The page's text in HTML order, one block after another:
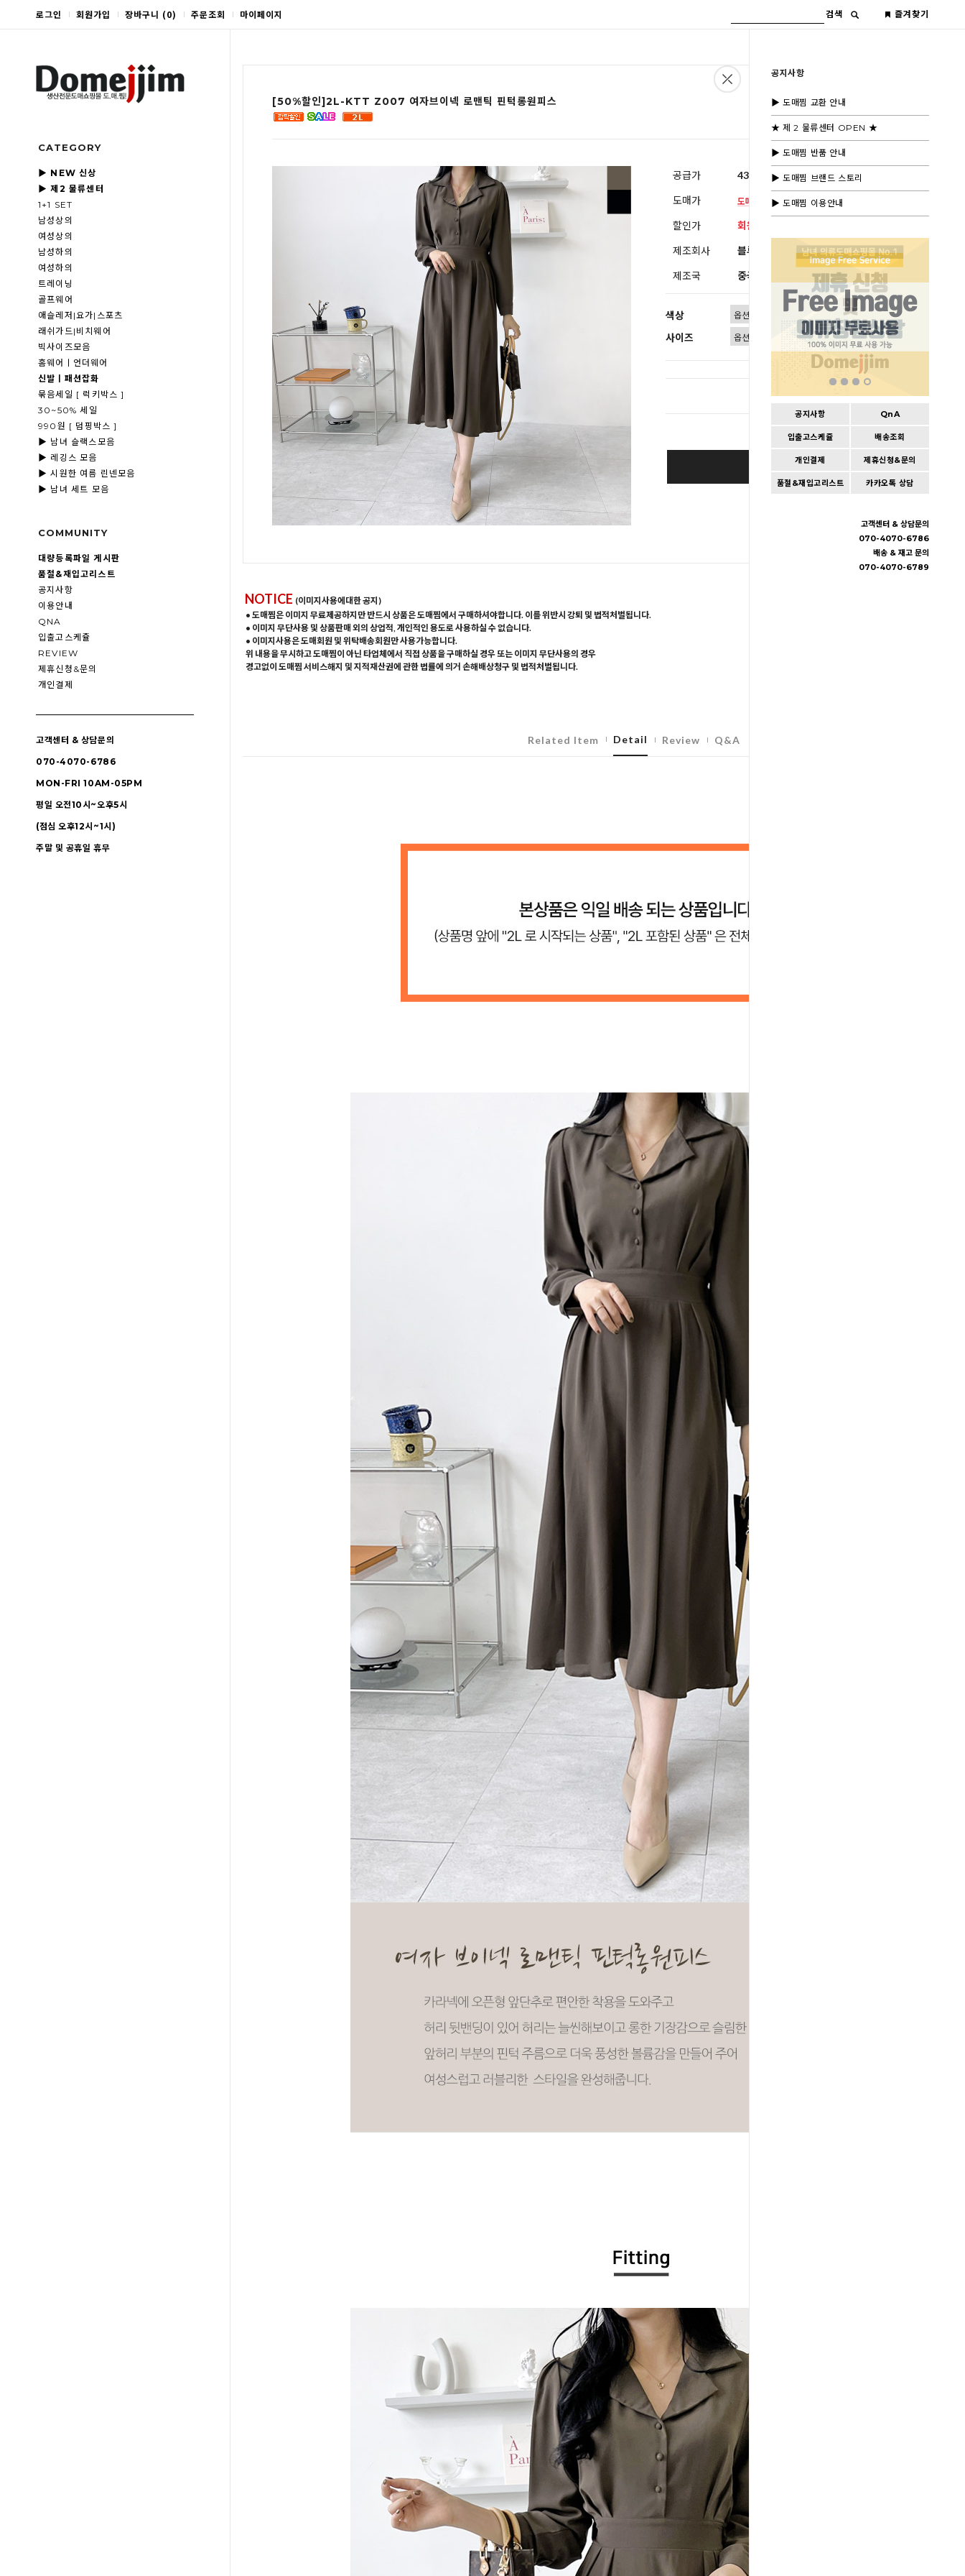
로그인 회원가입 장바구니 (0) 주문조회 마이페이지 검색 즐겨찾기
CATEGORY
▶ NEW 신상
▶ 제2 물류센터
1+1 SET
남성상의
여성상의
남성하의
여성하의
트레이닝
골프웨어
애슬레저|요가|스포츠
래쉬가드|비치웨어
빅사이즈모음
홈웨어ㅣ언더웨어
신발ㅣ패션잡화
묶음세일 [ 럭키박스 ]
30~50% 세일
990원 [ 덤핑박스 ]
▶ 남녀 슬랙스모음
▶ 레깅스 모음
▶ 시원한 여름 린넨모음
▶ 남녀 세트 모음
COMMUNITY
대량등록파일 게시판
품절&재입고리스트
공지사항
이용안내
QNA
입출고스케쥴
REVIEW
제휴신청&문의
개인결제
고객센터 & 상담문의
070-4070-6786
MON-FRI 10AM-05PM
평일 오전10시~오후5시
(점심 오후12시~1시)
주말 및 공휴일 휴무
공지사항
▶ 도매찜 교환 안내
★ 제 2 물류센터 OPEN ★
▶ 도매찜 반품 안내
▶ 도매찜 브랜드 스토리
▶ 도매찜 이용안내
공지사항 QnA
입출고스케쥴 배송조회
개인결제 제휴신청&문의
품절&재입고리스트 카카오톡 상담
고객센터 & 상담문의
070-4070-6786
배송 & 재고 문의
070-4070-6789
[50%할인]2L-KTT Z007 여자브이넥 로맨틱 핀턱롱원피스
공급가 43,000원 (부가세별도)
도매가
할인가 회원공개
제조회사 블루모드제휴사
제조국 중국
색상
사이즈
총 상품
BUY IT NOW
NOTICE (이미지사용에대한 공지)
• 도매찜은 이미지 무료제공하지만 반드시 상품은 도매찜에서 구매하셔야합니다. 이를 위반시 강퇴 및 법적처벌됩니다.
• 이미지 무단사용 및 상품판매 외의 상업적, 개인적인 용도로 사용하실 수 없습니다.
• 이미지사용은 도매회원 및 위탁배송회원만 사용가능합니다.
위 내용을 무시하고 도매찜이 아닌 타업체에서 직접 상품을 구매하실 경우 또는 이미지 무단사용의 경우
경고없이 도매찜 서비스해지 및 지적재산권에 관한 법률에 의거 손해배상청구 및 법적처벌됩니다.
Related Item Detail Review Q&A